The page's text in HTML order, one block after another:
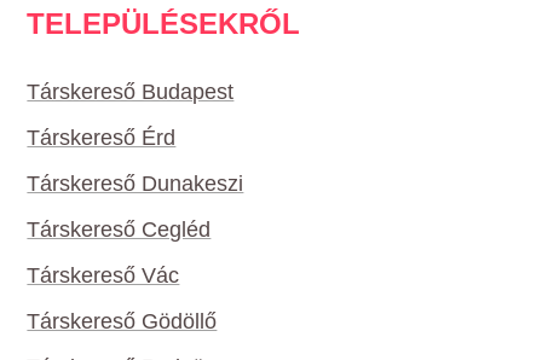
TELEPÜLÉSEKRŐL
Társkereső Budapest
Társkereső Érd
Társkereső Dunakeszi
Társkereső Cegléd
Társkereső Vác
Társkereső Gödöllő